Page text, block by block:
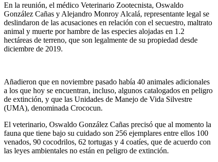
En la reunión, el médico Veterinario Zootecnista, Oswaldo
González Cañas y Alejandro Monroy Alcalá, representante legal se
deslindaron de las acusaciones en relación con el secuestro, maltrato
animal y muerte por hambre de las especies alojadas en 1.2
hectáreas de terreno, que son legalmente de su propiedad desde
diciembre de 2019.
Añadieron que en noviembre pasado había 40 animales adicionales
a los que hoy se encuentran, incluso, algunos catalogados en peligro
de extinción, y que las Unidades de Manejo de Vida Silvestre
(UMA), denominada Crococun.
El veterinario, Oswaldo González Cañas precisó que al momento la
fauna que tiene bajo su cuidado son 256 ejemplares entre ellos 100
venados, 90 cocodrilos, 62 tortugas y 4 coatíes, que de acuerdo con
las leyes ambientales no están en peligro de extinción.